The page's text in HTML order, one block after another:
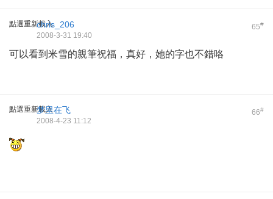
點選重新載入 65#
chris_206
2008-3-31 19:40
可以看到米雪的親筆祝福，真好，她的字也不錯咯
點選重新載入 66#
梦里在飞
2008-4-23 11:12